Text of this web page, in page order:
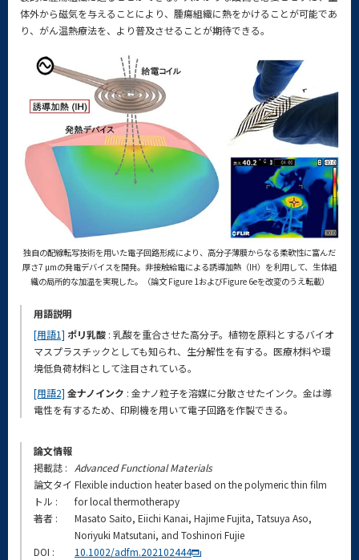
体外から磁気を与えることにより、腫瘍組織に熱をかけることが可能であ
り、がん温熱療法を、より普及させることが期待できる。
独自の配線転写技術を用いた電子回路形成により、高分子薄膜からなる柔軟性に富んだ
厚さ7 µmの発電デバイスを開発。非接触給電による誘導加熱（IH）を利用して、生体組
織の局所的な加温を実現した。（論文 Figure 1およびFigure 6eを改変のうえ転載）
用語説明
[用語1] ポリ乳酸 : 乳酸を重合させた高分子。植物を原料とするバイオ
マスプラスチックとしても知られ、生分解性を有する。医療材料や環
境低負荷材料として注目されている。
[用語2] 金ナノインク : 金ナノ粒子を溶媒に分散させたインク。金は導
電性を有するため、印刷機を用いて電子回路を作製できる。
論文情報
掲載誌 : Advanced Functional Materials
論文タイ
トル :
Flexible induction heater based on the polymeric thin film
for local thermotherapy
著者 :
Masato Saito, Eiichi Kanai, Hajime Fujita, Tatsuya Aso,
Noriyuki Matsutani, and Toshinori Fujie
DOI :
10.1002/adfm.202102444